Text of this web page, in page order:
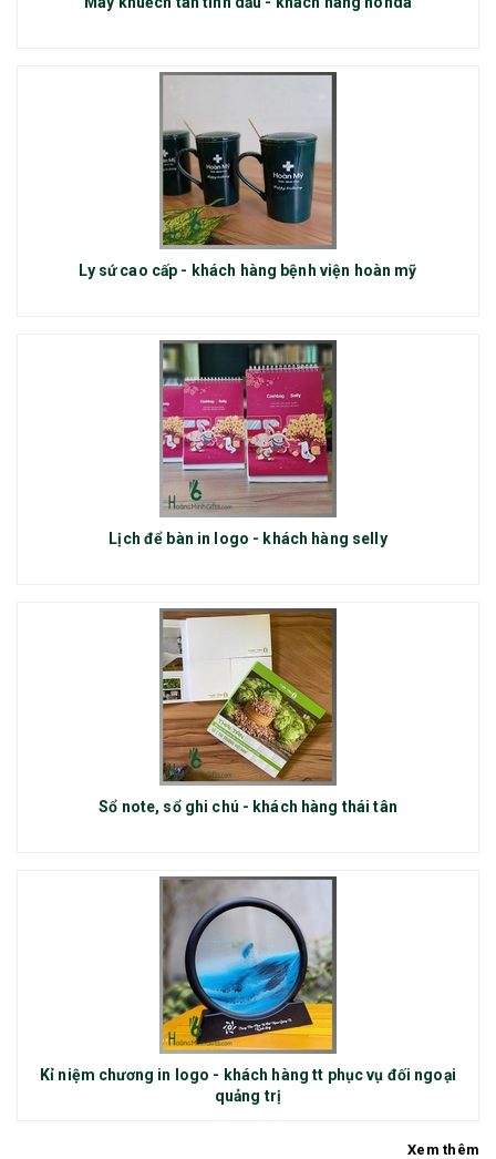
Ly sứ cao cấp - khách hàng bệnh viện hoàn mỹ
Lịch để bàn in logo - khách hàng selly
Sổ note, sổ ghi chú - khách hàng thái tân
Kỉ niệm chương in logo - khách hàng tt phục vụ đối ngoại
quảng trị
Xem thêm